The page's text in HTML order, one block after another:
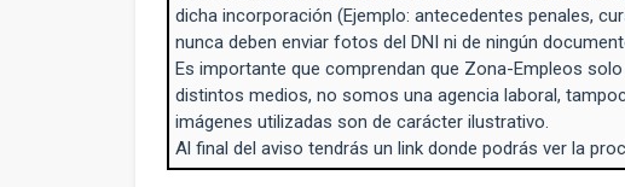
dicha incorporación (Ejemplo: antecedentes penales,
nunca deben enviar fotos del DNI ni de ningún
Es importante que comprendan que Zona-Empleos
distintos medios, no somos una agencia laboral,
imágenes utilizadas son de carácter ilustrativo.
Al final del aviso tendrás un link donde podrás ver la